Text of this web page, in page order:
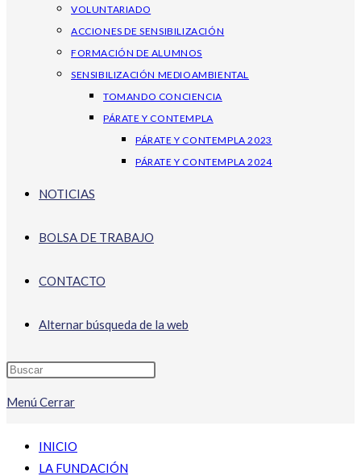
VOLUNTARIADO
ACCIONES DE SENSIBILIZACIÓN
FORMACIÓN DE ALUMNOS
SENSIBILIZACIÓN MEDIOAMBIENTAL
TOMANDO CONCIENCIA
PÁRATE Y CONTEMPLA
PÁRATE Y CONTEMPLA 2023
PÁRATE Y CONTEMPLA 2024
NOTICIAS
BOLSA DE TRABAJO
CONTACTO
Alternar búsqueda de la web
Menú Cerrar
INICIO
LA FUNDACIÓN